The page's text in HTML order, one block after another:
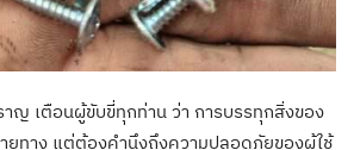
ญ เตือนผู้ขับขี่ทุกท่าน ว่า การบรรทุกสิ่งของ
ายทาง แต่ต้องคำนึงถึงความปลอดภัยของผู้ใช้